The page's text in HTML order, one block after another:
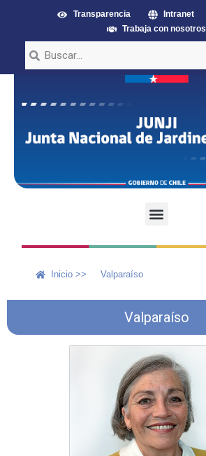
Transparencia Intranet
Trabaja con nosotros
Inicio >> Valparaíso
Valparaíso